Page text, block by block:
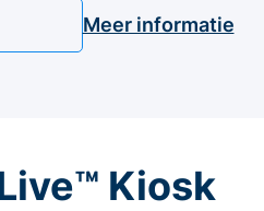
Meer informatie
Kiosk